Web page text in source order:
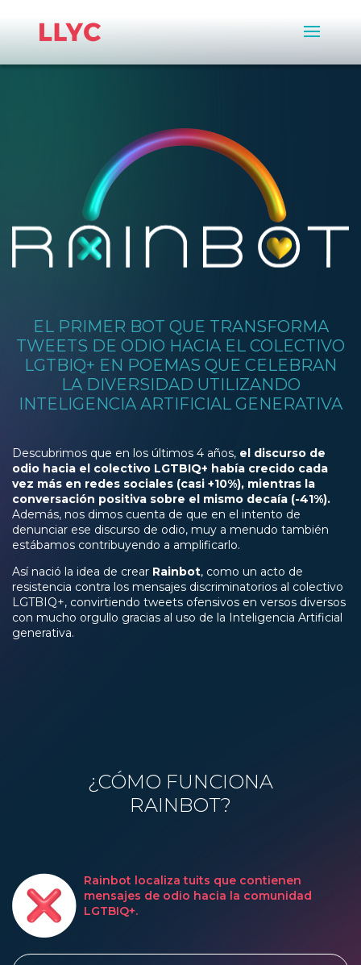
EL PRIMER BOT QUE TRANSFORMA
TWEETS DE ODIO HACIA EL COLECTIVO
LGTBIQ+ EN POEMAS QUE CELEBRAN
LA DIVERSIDAD UTILIZANDO
INTELIGENCIA ARTIFICIAL GENERATIVA
Descubrimos que en los últimos 4 años, el discurso de
odio hacia el colectivo LGTBIQ+ había crecido cada
vez más en redes sociales (casi +10%), mientras la
conversación positiva sobre el mismo decaía (-41%).
Además, nos dimos cuenta de que en el intento de
denunciar ese discurso de odio, muy a menudo también
estábamos contribuyendo a amplificarlo.
Así nació la idea de crear Rainbot, como un acto de
resistencia contra los mensajes discriminatorios al colectivo
LGTBIQ+, convirtiendo tweets ofensivos en versos diversos
con mucho orgullo gracias al uso de la Inteligencia Artificial
generativa.
¿CÓMO FUNCIONA
RAINBOT?
Rainbot localiza tuits que contienen
mensajes de odio hacia la comunidad
LGTBIQ+.